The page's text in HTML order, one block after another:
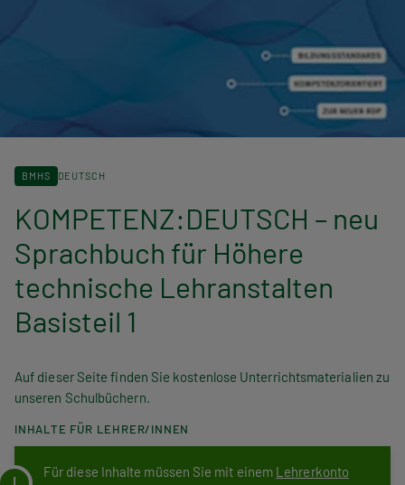
BMHS DEUTSCH
KOMPETENZ:DEUTSCH – neu
Sprachbuch für Höhere
technische Lehranstalten
Basisteil 1
Auf dieser Seite finden Sie kostenlose Unterrichtsmaterialien zu
unseren Schulbüchern.
INHALTE FÜR LEHRER/INNEN
Für diese Inhalte müssen Sie mit einem Lehrerkonto